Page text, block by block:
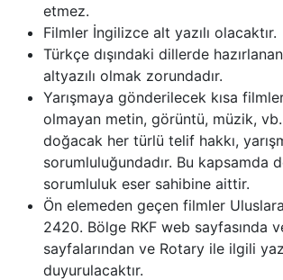
etmez.
Filmler İngilizce alt yazılı olacaktır.
Türkçe dışındaki dillerde
altyazılı olmak zorundadır.
Yarışmaya gönderilecek kısa
olmayan metin, görüntü, müzik, vb.
doğacak her türlü telif hakkı,
sorumluluğundadır. Bu kapsamda
sorumluluk eser sahibine aittir.
Ön elemeden geçen filmler
2420. Bölge RKF web sayfasında
sayfalarından ve Rotary ile ilgili
duyurulacaktır.